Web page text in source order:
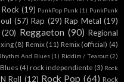
(4) rock independiente (3) Rock
Roll (12) Rock Pop (64) Rock
Rock/Punk(253) Rockabilly (8)
Scandinavian Based (1) Screamo (8)
(83) Singer-Songwriter
Songwriter (Soft Band Sound) (1) Singer-
SINGER-SONGWRITER BAND (Soft